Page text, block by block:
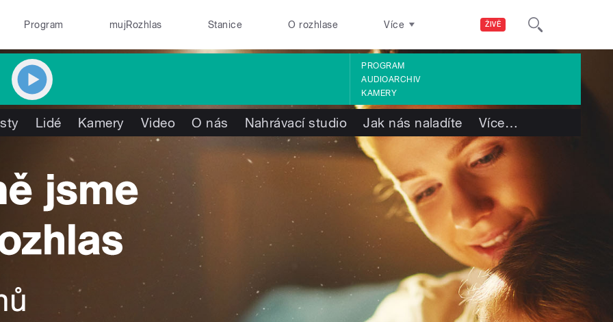
ŽIVĚ
Program mujRozhlas Stanice O rozhlase Více
PROGRAM
AUDIOARCHIV
KAMERY
Lidé Kamery Video O nás Nahrávací studio Jak nás naladíte Více…